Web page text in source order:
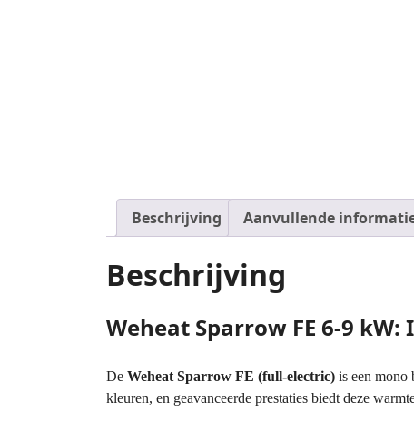
Beschrijving Aanvullende
Beschrijving
Weheat Sparrow FE 6-9
De Weheat Sparrow FE (full-electric) is een mono
kleuren, en geavanceerde prestaties biedt deze